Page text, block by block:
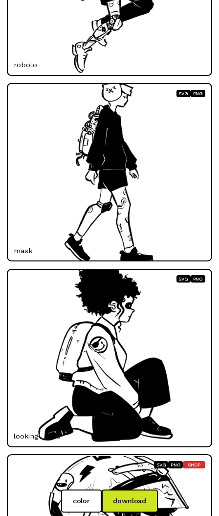
color download
roboto
SVG PNG
mask
SVG PNG
looking ahead
SVG PNG SHOP